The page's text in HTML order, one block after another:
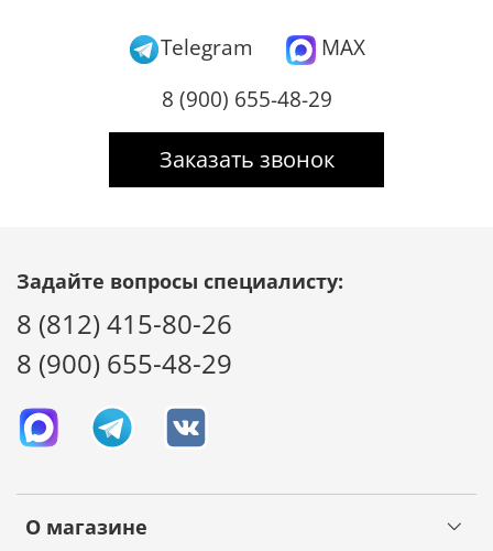
Telegram
MAX
8 (900) 655-48-29
Заказать звонок
О магазине
Задайте вопросы специалисту:
8 (812) 415-80-26
8 (900) 655-48-29